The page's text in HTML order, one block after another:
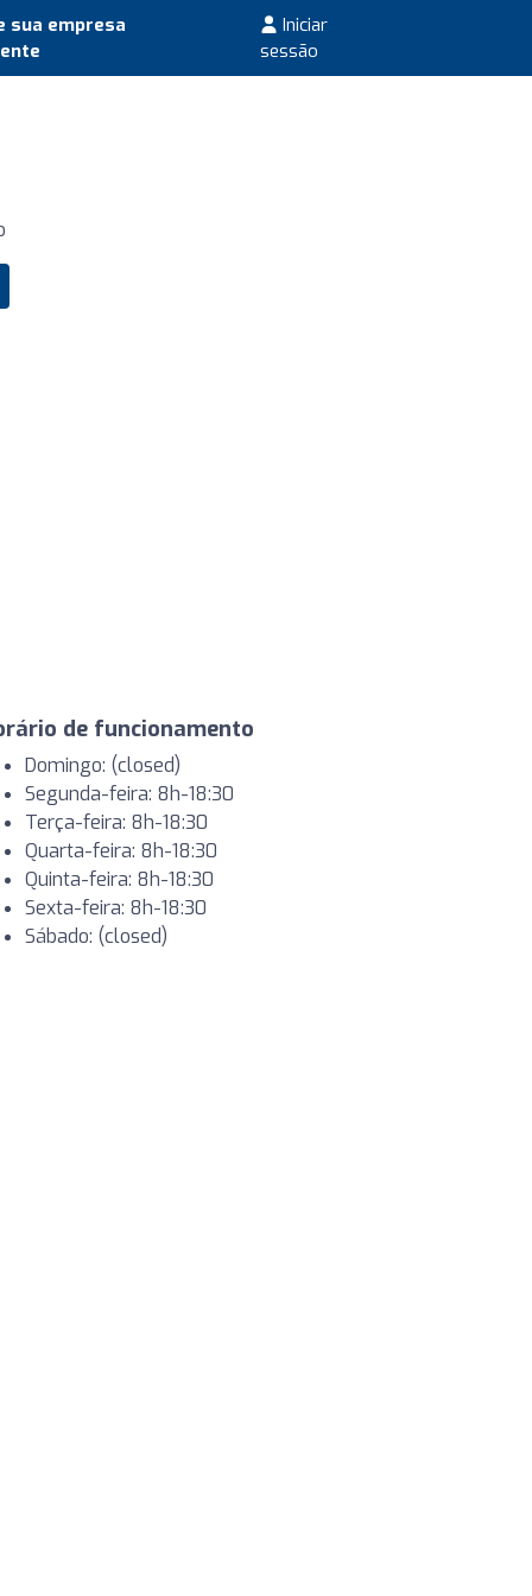
sua empresa
Iniciar
sessão
de funcionamento
Domingo: (closed)
Segunda-feira: 8h-18:30
Terça-feira: 8h-18:30
Quarta-feira: 8h-18:30
Quinta-feira: 8h-18:30
Sexta-feira: 8h-18:30
Sábado: (closed)